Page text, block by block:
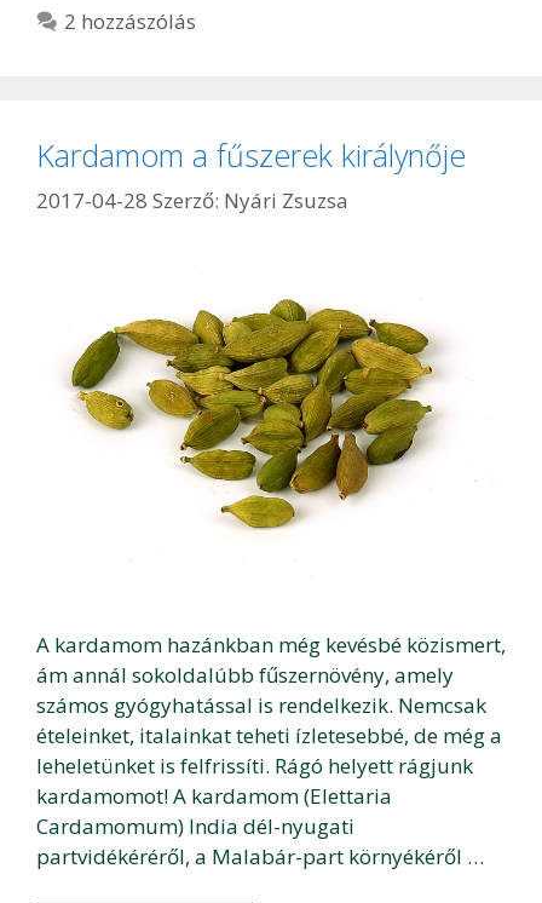
2 hozzászólás
Kardamom a fűszerek királynője
2017-04-28 Szerző: Nyári Zsuzsa
A kardamom hazánkban még kevésbé közismert,
ám annál sokoldalúbb fűszernövény, amely
számos gyógyhatással is rendelkezik. Nemcsak
ételeinket, italainkat teheti ízletesebbé, de még a
leheletünket is felfrissíti. Rágó helyett rágjunk
kardamomot! A kardamom (Elettaria
Cardamomum) India dél-nyugati
partvidékéréről, a Malabár-part környékéről …